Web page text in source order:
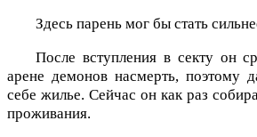
Здесь парень мог бы стать
После вступления в секту он
арене демонов насмерть, поэтому
себе жилье. Сейчас он как раз
проживания.